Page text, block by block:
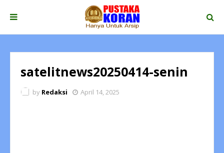
satelitnews20250414-senin
by Redaksi April 14, 2025